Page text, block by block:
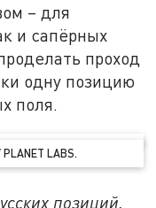
– для
и сапёрных
проход
одну позицию
поля.
LABS.
позиций,